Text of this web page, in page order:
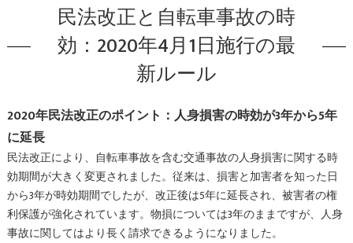
民法改正と自転車事故の時
効：2020年4月1日施行の最
新ルール
2020年民法改正のポイント：人身損害の時効が3年から5年
に延長
民法改正により、自転車事故を含む交通事故の人身損害に関する時
効期間が大きく変更されました。従来は、損害と加害者を知った日
から3年が時効期間でしたが、改正後は5年に延長され、被害者の権
利保護が強化されています。物損については3年のままですが、人身
事故に関してはより長く請求できるようになりました。